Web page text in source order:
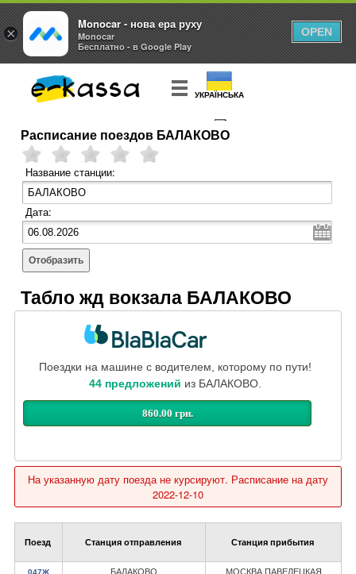
УКРАЇНСЬКА
КУПИТЬ
Расписание поездов БАЛАКОВО
Название станции:
Дата:
Отобразить
Табло жд вокзала БАЛАКОВО
Поездки на машине с водителем, которому по пути!
44 предложений из БАЛАКОВО.
860.00 грн.
На указанную дату поезда не курсируют. Расписание на дату
2022-12-10
Поезд Станция отправления Станция прибытия
047Ж БАЛАКОВО МОСКВА ПАВЕЛЕЦКАЯ
×
Monocar - нова ера руху
Monocar
Бесплатно - в Google Play
OPEN